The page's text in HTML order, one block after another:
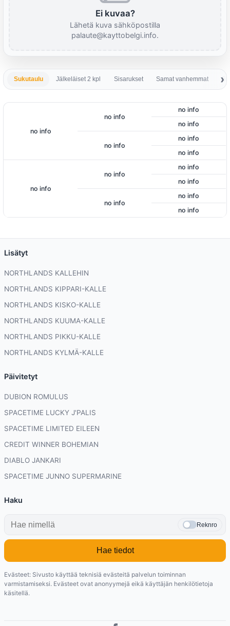
Ei kuvaa?
Lähetä kuva sähköpostilla
palaute@kayttobelgi.info.
Sukutaulu Jälkeläiset 2 kpl Sisarukset Samat vanhemmat
no info
no info
no info
no info
no info
no info
no info
no info
no info
no info
no info
no info
no info
no info
Lisätyt
NORTHLANDS KALLEHIN
NORTHLANDS KIPPARI-KALLE
NORTHLANDS KISKO-KALLE
NORTHLANDS KUUMA-KALLE
NORTHLANDS PIKKU-KALLE
NORTHLANDS KYLMÄ-KALLE
Päivitetyt
DUBION ROMULUS
SPACETIME LUCKY J'PALIS
SPACETIME LIMITED EILEEN
CREDIT WINNER BOHEMIAN
DIABLO JANKARI
SPACETIME JUNNO SUPERMARINE
Haku
Reknro
Hae tiedot
Evästeet: Sivusto käyttää teknisiä evästeitä palvelun toiminnan
varmistamiseksi. Evästeet ovat anonyymejä eikä käyttäjän henkilötietoja
käsitellä.